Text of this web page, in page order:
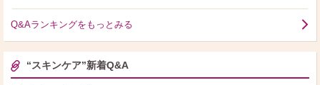
Q&Aランキングをもっとみる
“スキンケア”新着Q&A